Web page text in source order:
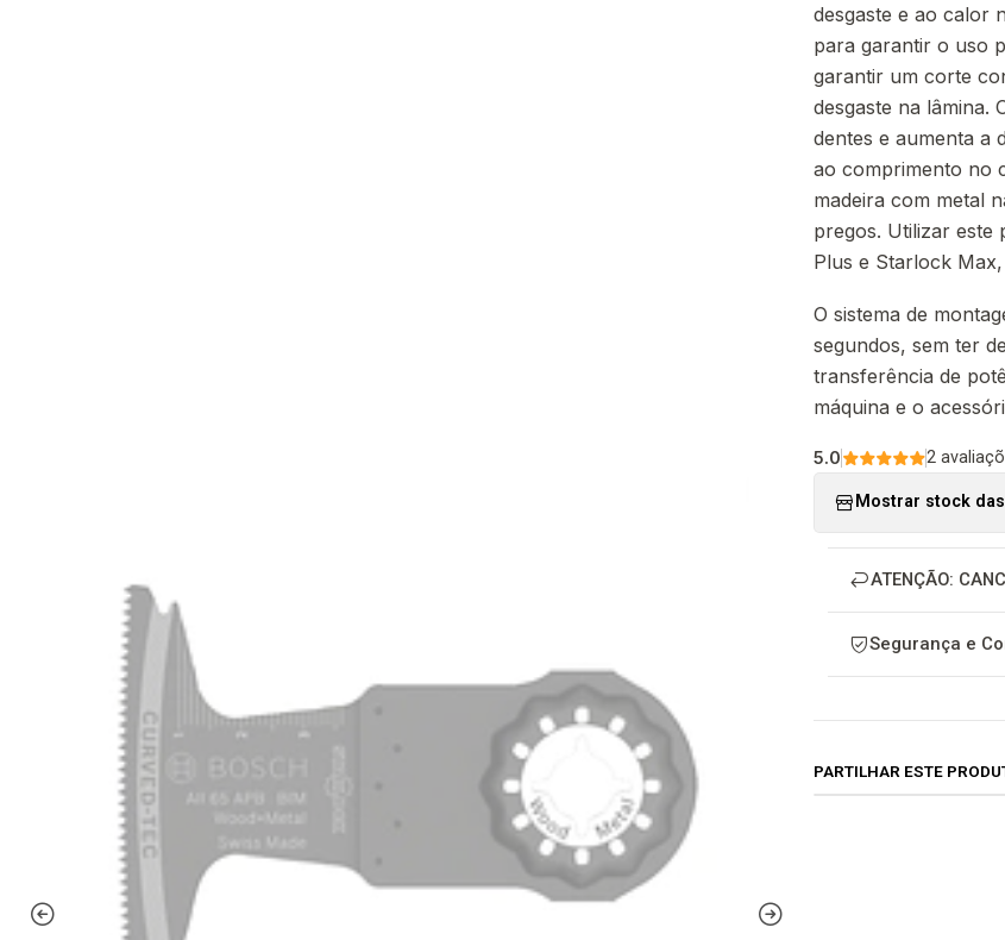
desgaste e ao calor
para garantir o uso
garantir um corte
desgaste na lâmina.
dentes e aumenta a
ao comprimento no
madeira com metal
pregos. Utilizar este
Plus e Starlock
O sistema de
segundos, sem ter
transferência de
máquina e o
5.0 2
Mostrar stock
ATENÇÃO:
Segurança e
PARTILHAR ESTE